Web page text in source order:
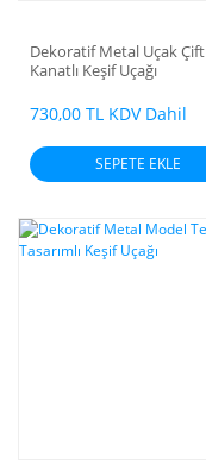
Dekoratif Metal Uçak Çift
Kanatlı Keşif Uçağı
730,00 TL KDV Dahil
SEPETE EKLE